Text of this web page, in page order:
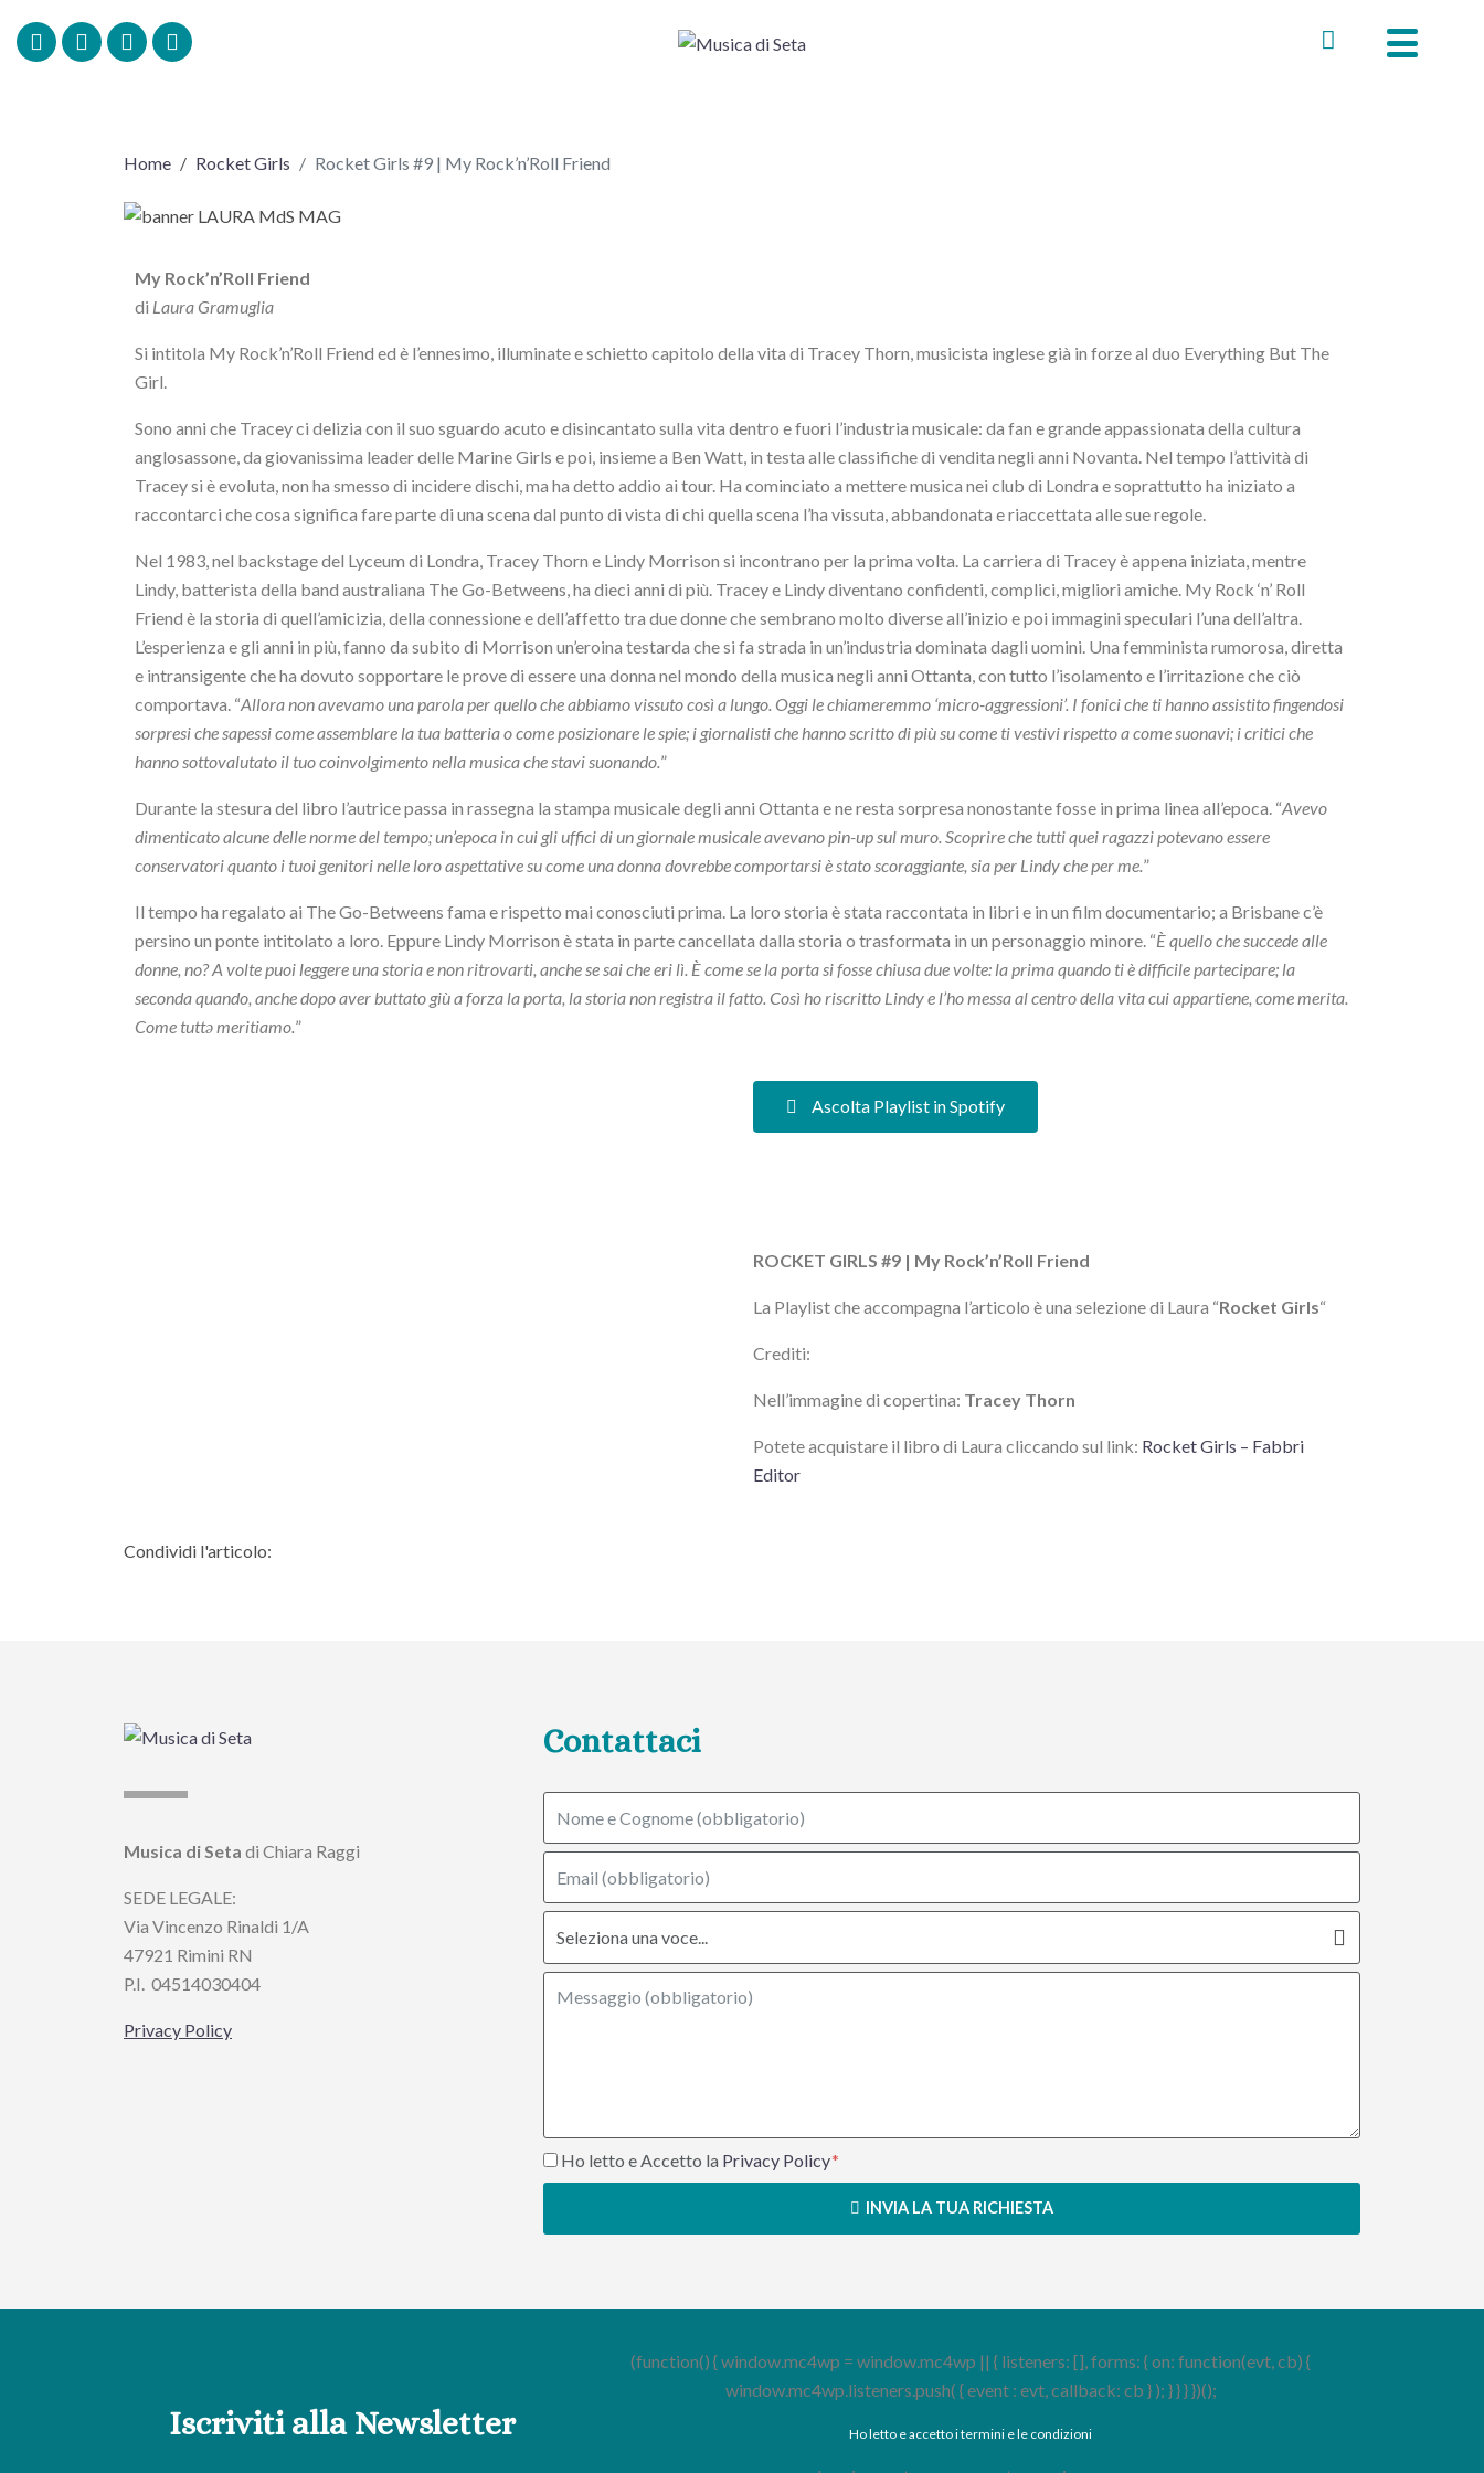
Home Rocket Girls Rocket Girls #9 | My Rock’n’Roll Friend
My Rock’n’Roll Friend
di Laura Gramuglia
Si intitola My Rock’n’Roll Friend ed è l’ennesimo, illuminate e schietto capitolo della vita di Tracey Thorn, musicista inglese già in forze al duo Everything But The
Girl.
Sono anni che Tracey ci delizia con il suo sguardo acuto e disincantato sulla vita dentro e fuori l’industria musicale: da fan e grande appassionata della cultura
anglosassone, da giovanissima leader delle Marine Girls e poi, insieme a Ben Watt, in testa alle classifiche di vendita negli anni Novanta. Nel tempo l’attività di
Tracey si è evoluta, non ha smesso di incidere dischi, ma ha detto addio ai tour. Ha cominciato a mettere musica nei club di Londra e soprattutto ha iniziato a
raccontarci che cosa significa fare parte di una scena dal punto di vista di chi quella scena l’ha vissuta, abbandonata e riaccettata alle sue regole.
Nel 1983, nel backstage del Lyceum di Londra, Tracey Thorn e Lindy Morrison si incontrano per la prima volta. La carriera di Tracey è appena iniziata, mentre
Lindy, batterista della band australiana The Go-Betweens, ha dieci anni di più. Tracey e Lindy diventano confidenti, complici, migliori amiche. My Rock ‘n’ Roll
Friend è la storia di quell’amicizia, della connessione e dell’affetto tra due donne che sembrano molto diverse all’inizio e poi immagini speculari l’una dell’altra.
L’esperienza e gli anni in più, fanno da subito di Morrison un’eroina testarda che si fa strada in un’industria dominata dagli uomini. Una femminista rumorosa, diretta
e intransigente che ha dovuto sopportare le prove di essere una donna nel mondo della musica negli anni Ottanta, con tutto l’isolamento e l’irritazione che ciò
comportava. “Allora non avevamo una parola per quello che abbiamo vissuto così a lungo. Oggi le chiameremmo ‘micro-aggressioni’. I fonici che ti hanno assistito fingendosi
sorpresi che sapessi come assemblare la tua batteria o come posizionare le spie; i giornalisti che hanno scritto di più su come ti vestivi rispetto a come suonavi; i critici che
hanno sottovalutato il tuo coinvolgimento nella musica che stavi suonando.”
Durante la stesura del libro l’autrice passa in rassegna la stampa musicale degli anni Ottanta e ne resta sorpresa nonostante fosse in prima linea all’epoca. “Avevo
dimenticato alcune delle norme del tempo; un’epoca in cui gli uffici di un giornale musicale avevano pin-up sul muro. Scoprire che tutti quei ragazzi potevano essere
conservatori quanto i tuoi genitori nelle loro aspettative su come una donna dovrebbe comportarsi è stato scoraggiante, sia per Lindy che per me.”
Il tempo ha regalato ai The Go-Betweens fama e rispetto mai conosciuti prima. La loro storia è stata raccontata in libri e in un film documentario; a Brisbane c’è
persino un ponte intitolato a loro. Eppure Lindy Morrison è stata in parte cancellata dalla storia o trasformata in un personaggio minore. “È quello che succede alle
donne, no? A volte puoi leggere una storia e non ritrovarti, anche se sai che eri lì. È come se la porta si fosse chiusa due volte: la prima quando ti è difficile partecipare; la
seconda quando, anche dopo aver buttato giù a forza la porta, la storia non registra il fatto. Così ho riscritto Lindy e l’ho messa al centro della vita cui appartiene, come merita.
Come tuttə meritiamo.”
Ascolta Playlist in Spotify
ROCKET GIRLS #9 | My Rock’n’Roll Friend
La Playlist che accompagna l’articolo è una selezione di Laura “Rocket Girls“
Crediti:
Nell’immagine di copertina: Tracey Thorn
Potete acquistare il libro di Laura cliccando sul link: Rocket Girls – Fabbri
Editor
Condividi l'articolo:
Musica di Seta di Chiara Raggi
SEDE LEGALE:
Via Vincenzo Rinaldi 1/A
47921 Rimini RN
P.I. 04514030404
Privacy Policy
Contattaci
Ho letto e Accetto la Privacy Policy
INVIA LA TUA RICHIESTA
Iscriviti alla Newsletter
(function() { window.mc4wp = window.mc4wp || { listeners: [], forms: { on: function(evt, cb) {
window.mc4wp.listeners.push( { event : evt, callback: cb } ); } } } })();
Ho letto e accetto i termini e le condizioni